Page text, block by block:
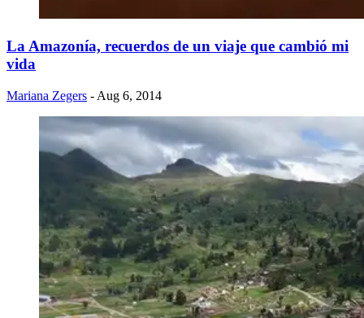
La Amazonía, recuerdos de un viaje que cambió mi
vida
Mariana Zegers - Aug 6, 2014